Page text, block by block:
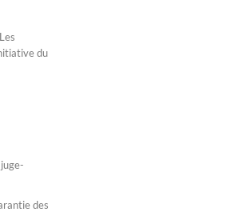
du
des